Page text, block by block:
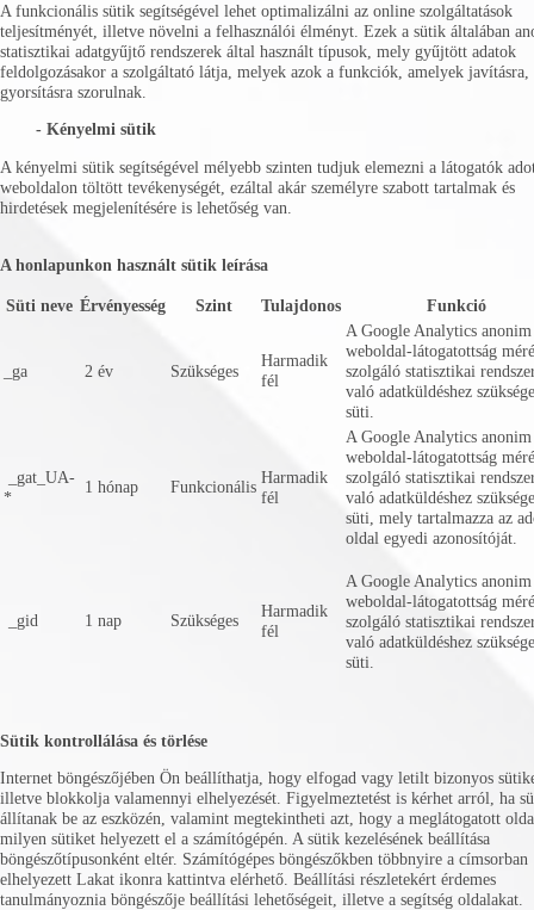
A funkcionális sütik segítségével lehet optimalizálni az online szolgáltatások
teljesítményét, illetve növelni a felhasználói élményt. Ezek a sütik általában
statisztikai adatgyűjtő rendszerek által használt típusok, mely gyűjtött adatok
feldolgozásakor a szolgáltató látja, melyek azok a funkciók, amelyek javításra,
gyorsításra szorulnak.
- Kényelmi sütik
A kényelmi sütik segítségével mélyebb szinten tudjuk elemezni a látogatók
weboldalon töltött tevékenységét, ezáltal akár személyre szabott tartalmak és
hirdetések megjelenítésére is lehetőség van.
A honlapunkon használt sütik leírása
Süti neve Érvényesség Szint Tulajdonos Funkció
_ga 2 év Szükséges
Harmadik
fél
A Google Analytics anonim
weboldal-látogatottság
szolgáló statisztikai
való adatküldéshez
süti.
_gat_UA-
*
1 hónap Funkcionális Harmadik
fél
A Google Analytics anonim
weboldal-látogatottság
szolgáló statisztikai
való adatküldéshez
süti, mely tartalmazza az
oldal egyedi azonosítóját.
_gid 1 nap Szükséges
Harmadik
fél
A Google Analytics anonim
weboldal-látogatottság
szolgáló statisztikai
való adatküldéshez
süti.
Sütik kontrollálása és törlése
Internet böngészőjében Ön beállíthatja, hogy elfogad vagy letilt bizonyos
illetve blokkolja valamennyi elhelyezését. Figyelmeztetést is kérhet arról, ha
állítanak be az eszközén, valamint megtekintheti azt, hogy a meglátogatott
milyen sütiket helyezett el a számítógépén. A sütik kezelésének beállítása
böngészőtípusonként eltér. Számítógépes böngészőkben többnyire a címsorban
elhelyezett Lakat ikonra kattintva elérhető. Beállítási részletekért érdemes
tanulmányoznia böngészője beállítási lehetőségeit, illetve a segítség oldalakat.